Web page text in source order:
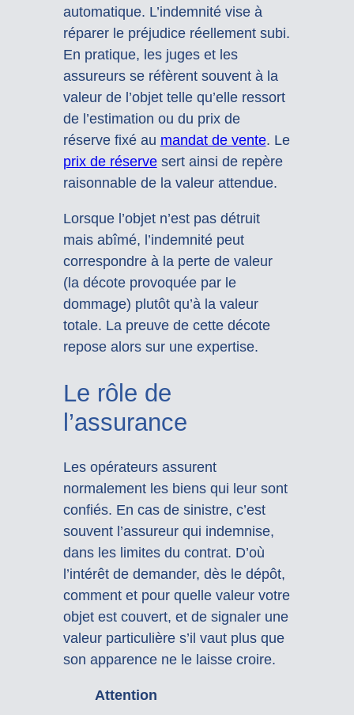
automatique. L’indemnité vise à
réparer le préjudice réellement subi.
En pratique, les juges et les
assureurs se réfèrent souvent à la
valeur de l’objet telle qu’elle ressort
de l’estimation ou du prix de
réserve fixé au mandat de vente. Le
prix de réservesert ainsi de repère
raisonnable de la valeur attendue.
Lorsque l’objet n’est pas détruit
mais abîmé, l’indemnité peut
correspondre à la perte de valeur
(la décote provoquée par le
dommage) plutôt qu’à la valeur
totale. La preuve de cette décote
repose alors sur une expertise.
Le rôle de
l’assurance
Les opérateurs assurent
normalement les biens qui leur sont
confiés. En cas de sinistre, c’est
souvent l’assureur qui indemnise,
dans les limites du contrat. D’où
l’intérêt de demander, dès le dépôt,
comment et pour quelle valeur votre
objet est couvert, et de signaler une
valeur particulière s’il vaut plus que
son apparence ne le laisse croire.
Attention